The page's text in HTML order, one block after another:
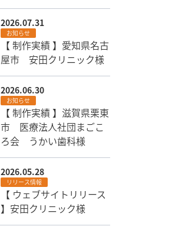
2026.07.31
お知らせ
【 制作実績 】愛知県名古
屋市 安田クリニック様
2026.06.30
お知らせ
【 制作実績 】滋賀県栗東
市 医療法人社団まごこ
ろ会 うかい歯科様
2026.05.28
リリース情報
【 ウェブサイトリリース
】安田クリニック様